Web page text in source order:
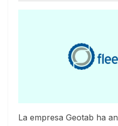
La empresa Geotab ha